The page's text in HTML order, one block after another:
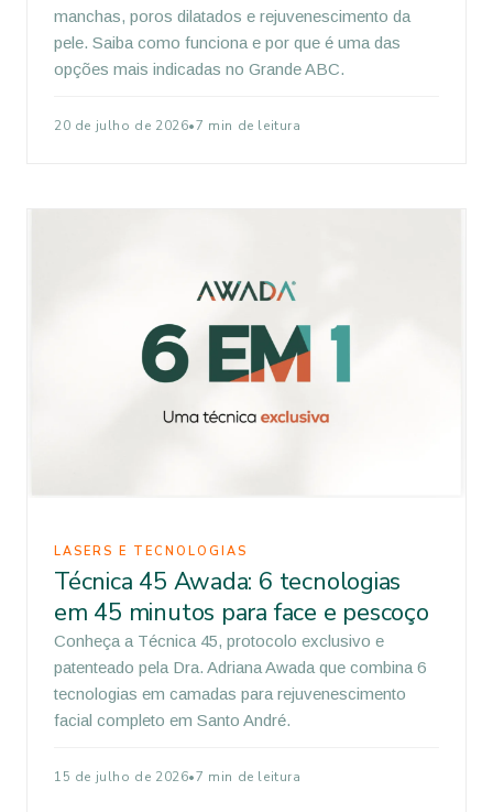
manchas, poros dilatados e rejuvenescimento da
pele. Saiba como funciona e por que é uma das
opções mais indicadas no Grande ABC.
20 de julho de 2026•7 min de leitura
LASERS E TECNOLOGIAS
Técnica 45 Awada: 6 tecnologias
em 45 minutos para face e pescoço
Conheça a Técnica 45, protocolo exclusivo e
patenteado pela Dra. Adriana Awada que combina 6
tecnologias em camadas para rejuvenescimento
facial completo em Santo André.
15 de julho de 2026•7 min de leitura